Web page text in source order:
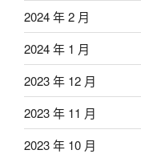
2024 年 2 月
2024 年 1 月
2023 年 12 月
2023 年 11 月
2023 年 10 月